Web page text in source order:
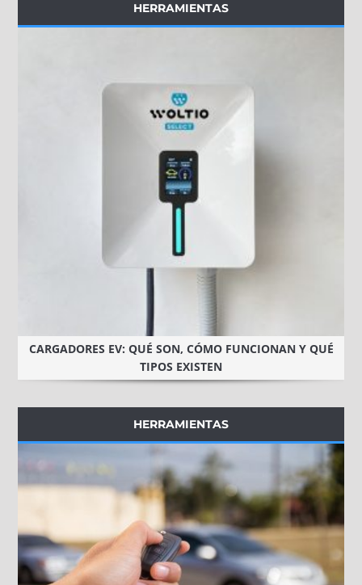
HERRAMIENTAS
CARGADORES EV: QUÉ SON, CÓMO FUNCIONAN Y QUÉ
TIPOS EXISTEN
HERRAMIENTAS